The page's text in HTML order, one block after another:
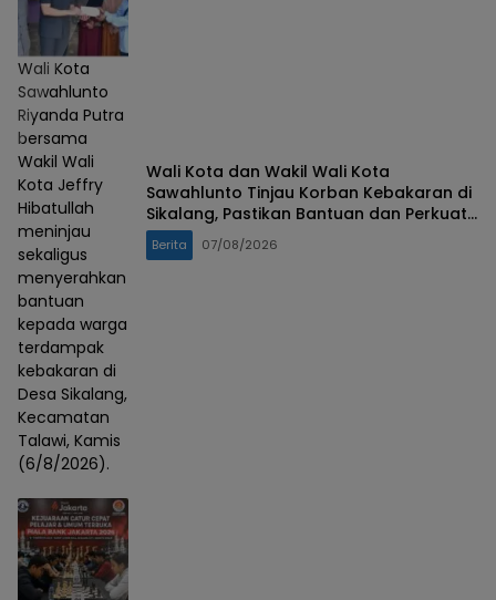
Wali Kota
Sawahlunto
Riyanda Putra
bersama
Wakil Wali
Kota Jeffry
Hibatullah
meninjau
sekaligus
menyerahkan
bantuan
kepada warga
terdampak
kebakaran di
Desa Sikalang,
Kecamatan
Talawi, Kamis
(6/8/2026).
Wali Kota dan Wakil Wali Kota
Sawahlunto Tinjau Korban Kebakaran di
Sikalang, Pastikan Bantuan dan Perkuat
Mitigasi Bencana
Berita 07/08/2026